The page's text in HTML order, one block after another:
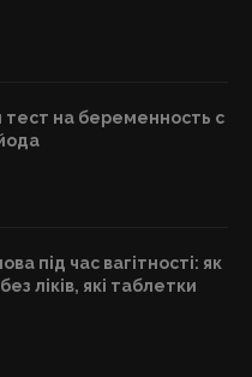
на беременность с
під час вагітності: як
ліків, які таблетки